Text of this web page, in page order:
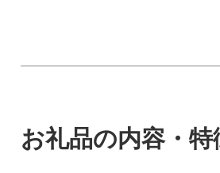
お礼品の内容・特